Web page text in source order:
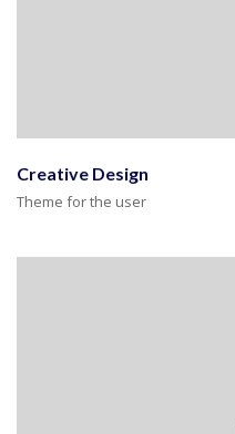
Creative Design
Theme for the user